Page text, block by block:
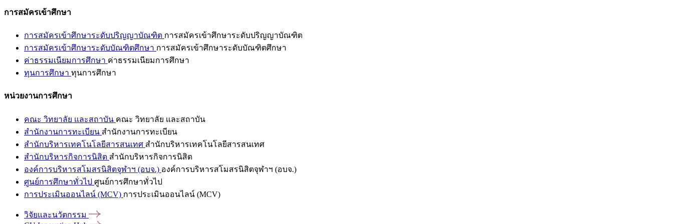
การสมัครเข้าศึกษา
การสมัครเข้าศึกษาระดับปริญญาบัณฑิต การสมัครเข้าศึกษาระดับปริญญาบัณฑิต
การสมัครเข้าศึกษาระดับบัณฑิตศึกษา การสมัครเข้าศึกษาระดับบัณฑิตศึกษา
ค่าธรรมเนียมการศึกษา ค่าธรรมเนียมการศึกษา
ทุนการศึกษา ทุนการศึกษา
หน่วยงานการศึกษา
คณะ วิทยาลัย และสถาบัน คณะ วิทยาลัย และสถาบัน
สำนักงานการทะเบียน สำนักงานการทะเบียน
สำนักบริหารเทคโนโลยีสารสนเทศ สำนักบริหารเทคโนโลยีสารสนเทศ
สำนักบริหารกิจการนิสิต สำนักบริหารกิจการนิสิต
องค์การบริหารสโมสรนิสิตจุฬาฯ (อบจ.) องค์การบริหารสโมสรนิสิตจุฬาฯ (อบจ.)
ศูนย์การศึกษาทั่วไป ศูนย์การศึกษาทั่วไป
การประเมินออนไลน์ (MCV) การประเมินออนไลน์ (MCV)
วิจัยและนวัตกรรม